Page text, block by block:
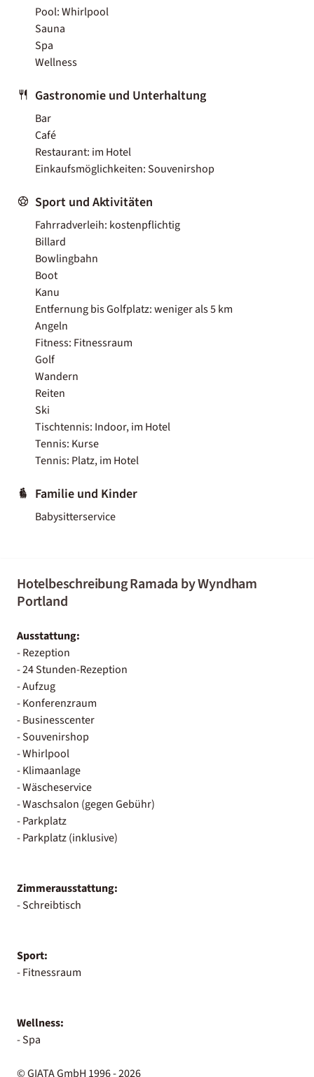
Pool: Whirlpool
Sauna
Spa
Wellness
Gastronomie und Unterhaltung
Bar
Café
Restaurant: im Hotel
Einkaufsmöglichkeiten: Souvenirshop
Sport und Aktivitäten
Fahrradverleih: kostenpflichtig
Billard
Bowlingbahn
Boot
Kanu
Entfernung bis Golfplatz: weniger als 5 km
Angeln
Fitness: Fitnessraum
Golf
Wandern
Reiten
Ski
Tischtennis: Indoor, im Hotel
Tennis: Kurse
Tennis: Platz, im Hotel
Familie und Kinder
Babysitterservice
Hotelbeschreibung Ramada by Wyndham
Portland
Ausstattung:
- Rezeption
- 24 Stunden-Rezeption
- Aufzug
- Konferenzraum
- Businesscenter
- Souvenirshop
- Whirlpool
- Klimaanlage
- Wäscheservice
- Waschsalon (gegen Gebühr)
- Parkplatz
- Parkplatz (inklusive)
Zimmerausstattung:
- Schreibtisch
Sport:
- Fitnessraum
Wellness:
- Spa
© GIATA GmbH 1996 - 2026